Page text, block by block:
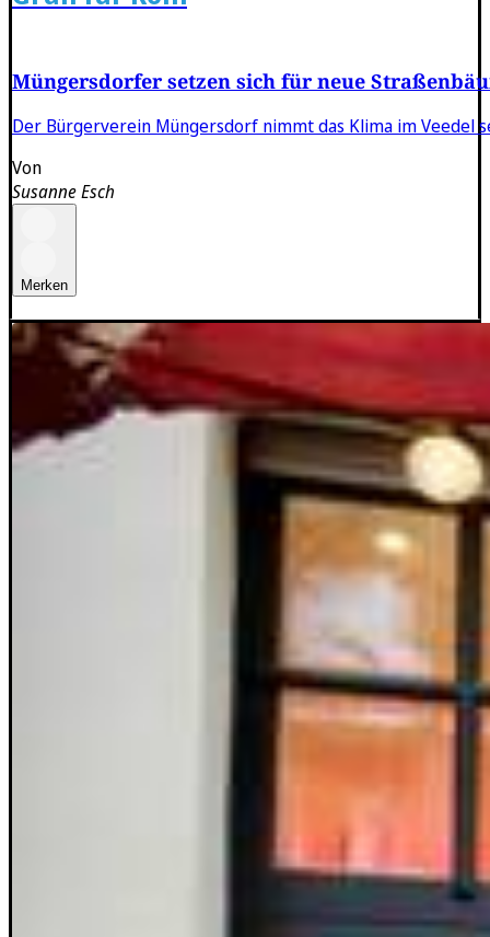
Müngersdorfer setzen sich für neue
Der Bürgerverein Müngersdorf nimmt das Klima im Veedel
Von
Susanne Esch
Merken